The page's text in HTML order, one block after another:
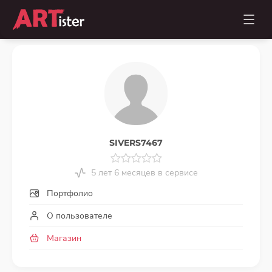
SIVERS7467
5 лет 6 месяцев в сервисе
Портфолио
О пользователе
Магазин